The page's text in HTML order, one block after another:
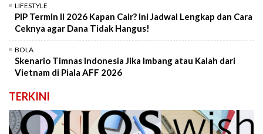
LIFESTYLE
PIP Termin II 2026 Kapan Cair? Ini Jadwal Lengkap dan Cara
Ceknya agar Dana Tidak Hangus!
BOLA
Skenario Timnas Indonesia Jika Imbang atau Kalah dari
Vietnam di Piala AFF 2026
TERKINI